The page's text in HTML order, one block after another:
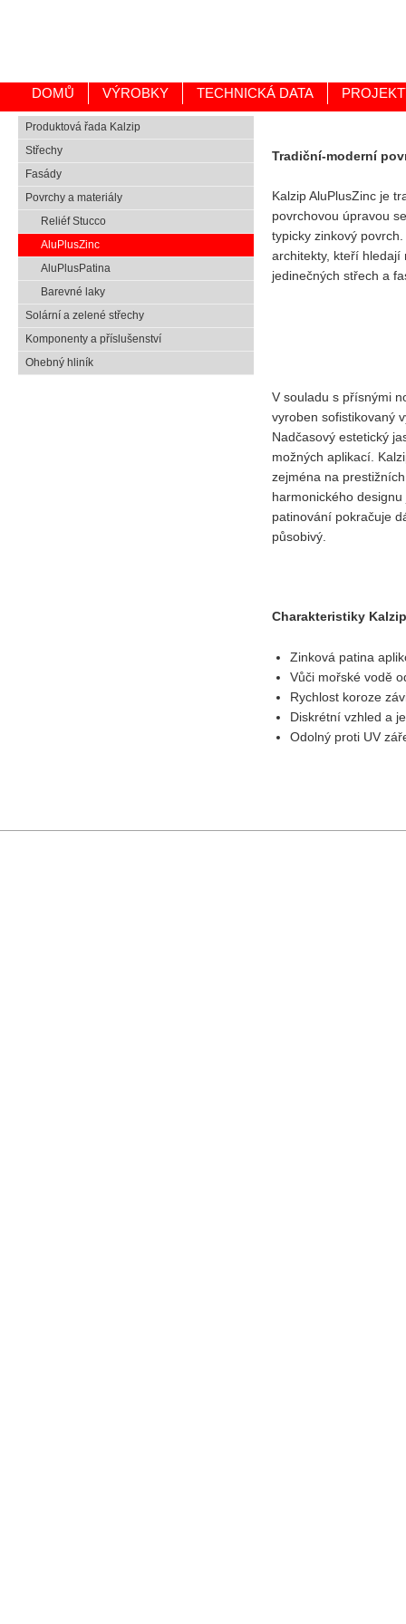
DOMŮ VÝROBKY TECHNICKÁ DATA
Produktová řada Kalzip
Střechy
Fasády
Povrchy a materiály
Reliéf Stucco
AluPlusZinc
AluPlusPatina
Barevné laky
Solární a zelené střechy
Komponenty a příslušenství
Ohebný hliník
Tradiční-moderní
Kalzip AluPlusZinc je
povrchovou úpravou
typicky zinkový
architekty, kteří
jedinečných střech a
V souladu s přísnými
vyroben sofistikovaný
Nadčasový estetický
možných aplikací.
zejména na
harmonického
patinování pokračuje
působivý.
Charakteristiky
Zinková patina
Vůči mořské vodě
Rychlost koroze
Diskrétní vzhled a
Odolný proti UV